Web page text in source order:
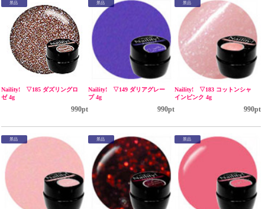
景品
Naility! ▽185 ダズリングロ
ゼ 4g
990pt
景品
Naility! ▽149 ダリアグレー
プ 4g
990pt
景品
Naility! ▽183 コットンシャ
インピンク 4g
990pt
景品 景品 景品